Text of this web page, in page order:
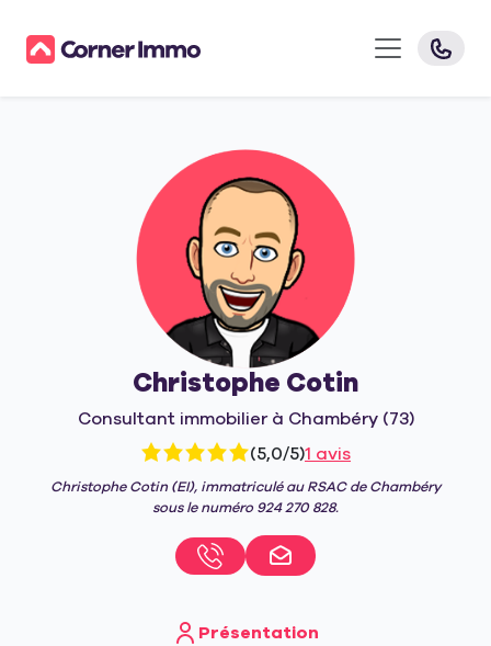
Christophe Cotin
Consultant immobilier à Chambéry (73)
5,0
rating
(5,0/5)1 avis
Christophe Cotin (EI), immatriculé au RSAC de Chambéry
sous le numéro 924 270 828.
Présentation